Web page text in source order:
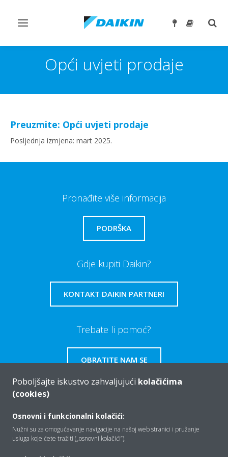
Toggle
Opći uvjeti prodaje
Preuzmite: Opći uvjeti prodaje
Posljednja izmjena: mart 2025.
Pronađite više informacija
PODRŠKA
Gdje kupiti Daikin?
KONTAKT DAIKIN PARTNERI
Trebate li pomoć?
OBRATITE NAM SE
Tko smo mi
Poboljšajte iskustvo zahvaljujući kolačićima
(cookies)
Osnovni i funkcionalni kolačići:
Nužni su za omogućavanje navigacije na našoj web stranici i pružanje
usluga koje ćete tražiti („osnovni kolačići”).